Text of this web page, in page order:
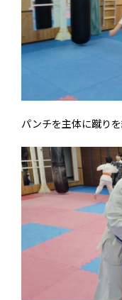
パンチを主体に蹴り